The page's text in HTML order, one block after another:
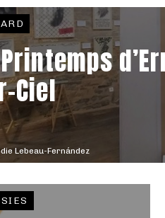
Lebeau-Fernández
Ciel